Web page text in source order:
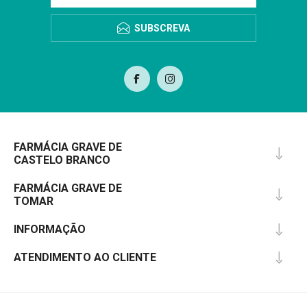
SUBSCREVA
FARMÁCIA GRAVE DE
CASTELO BRANCO
FARMÁCIA GRAVE DE
TOMAR
INFORMAÇÃO
ATENDIMENTO AO CLIENTE